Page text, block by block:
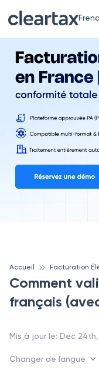
Accueil
Comment
français
Mis à jour le: Dec
Changer de langue